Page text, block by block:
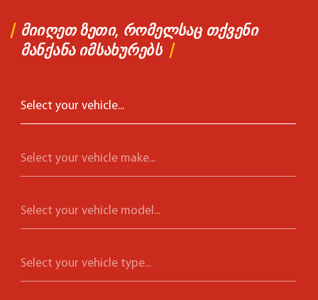
ᲛᲘᲘᲦᲔᲗ ᲖᲔᲗᲘ, ᲠᲝᲛᲔᲚᲡᲐᲪ ᲗᲥᲕᲔᲜᲘ
ᲛᲐᲜᲥᲐᲜᲐ ᲘᲛᲡᲐᲮᲣᲠᲔᲑᲡ
Select your vehicle...
Select your vehicle make...
Select your vehicle model...
Select your vehicle type...